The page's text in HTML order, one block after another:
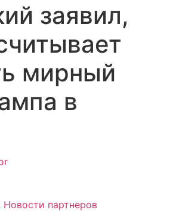
заявил,
мирный
в
Новости партнеров